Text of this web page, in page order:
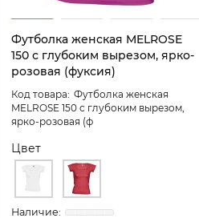
Футболка женская MELROSE
150 с глубоким вырезом, ярко-
розовая (фуксия)
Футболка женская
MELROSE 150 с глубоким вырезом,
ярко-розовая (ф
Цвет